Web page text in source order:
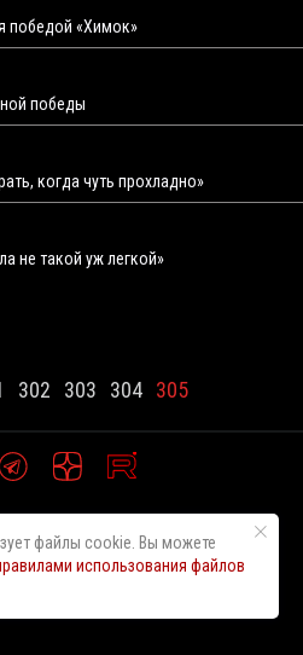
победой «Химок»
победы
когда чуть прохладно»
не такой уж легкой»
302 303 304 305
файлы cookie. Вы можете
использования файлов